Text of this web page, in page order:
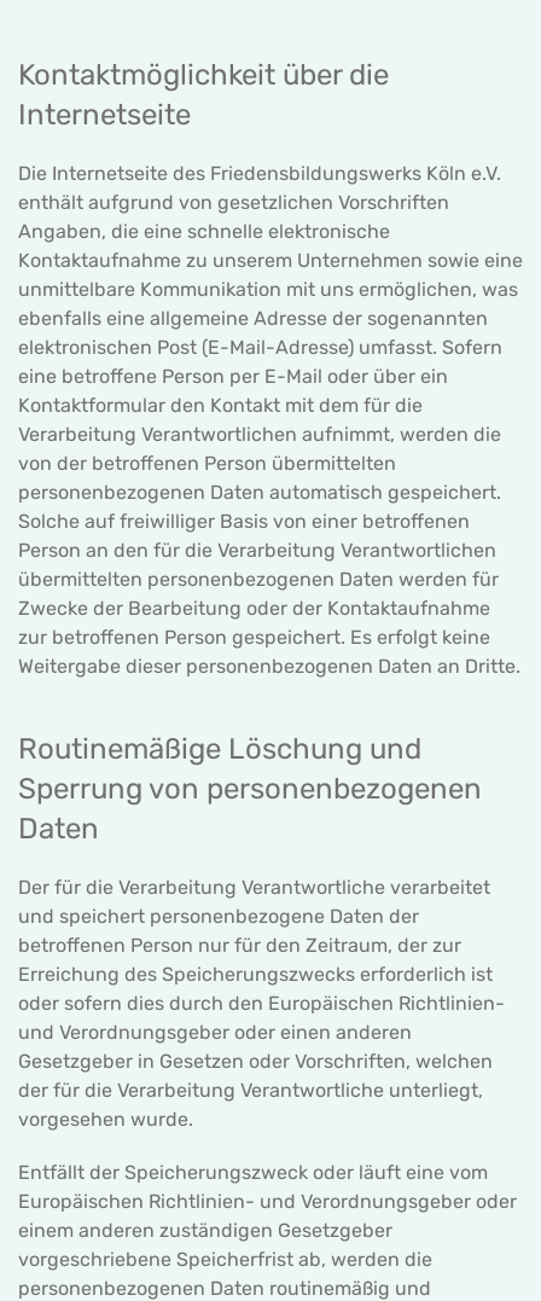
Kontaktmöglichkeit über die
Internetseite
Die Internetseite des Friedensbildungswerks Köln e.V.
enthält aufgrund von gesetzlichen Vorschriften
Angaben, die eine schnelle elektronische
Kontaktaufnahme zu unserem Unternehmen sowie eine
unmittelbare Kommunikation mit uns ermöglichen, was
ebenfalls eine allgemeine Adresse der sogenannten
elektronischen Post (E-Mail-Adresse) umfasst. Sofern
eine betroffene Person per E-Mail oder über ein
Kontaktformular den Kontakt mit dem für die
Verarbeitung Verantwortlichen aufnimmt, werden die
von der betroffenen Person übermittelten
personenbezogenen Daten automatisch gespeichert.
Solche auf freiwilliger Basis von einer betroffenen
Person an den für die Verarbeitung Verantwortlichen
übermittelten personenbezogenen Daten werden für
Zwecke der Bearbeitung oder der Kontaktaufnahme
zur betroffenen Person gespeichert. Es erfolgt keine
Weitergabe dieser personenbezogenen Daten an Dritte.
Routinemäßige Löschung und
Sperrung von personenbezogenen
Daten
Der für die Verarbeitung Verantwortliche verarbeitet
und speichert personenbezogene Daten der
betroffenen Person nur für den Zeitraum, der zur
Erreichung des Speicherungszwecks erforderlich ist
oder sofern dies durch den Europäischen Richtlinien-
und Verordnungsgeber oder einen anderen
Gesetzgeber in Gesetzen oder Vorschriften, welchen
der für die Verarbeitung Verantwortliche unterliegt,
vorgesehen wurde.
Entfällt der Speicherungszweck oder läuft eine vom
Europäischen Richtlinien- und Verordnungsgeber oder
einem anderen zuständigen Gesetzgeber
vorgeschriebene Speicherfrist ab, werden die
personenbezogenen Daten routinemäßig und